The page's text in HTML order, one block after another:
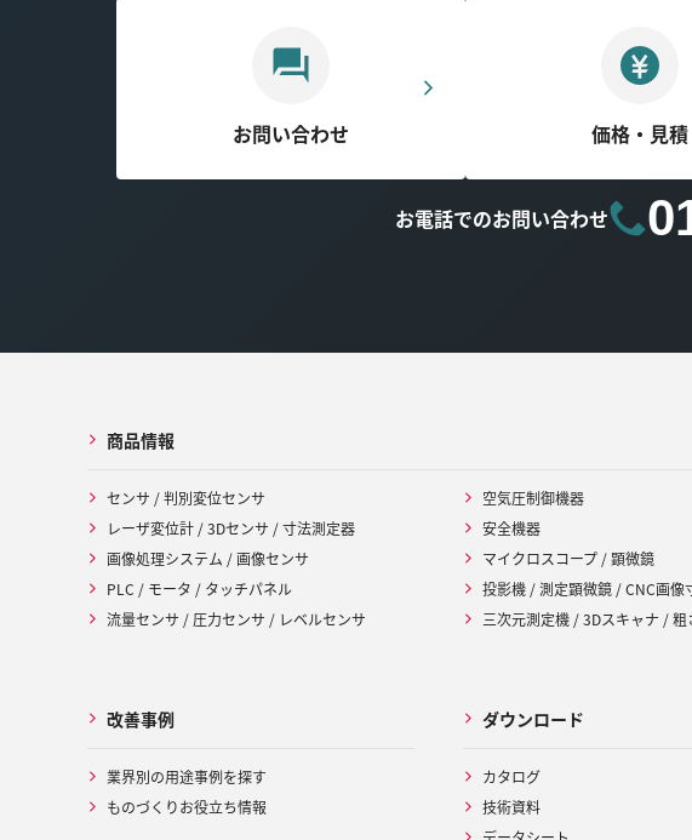
お問い合わせ 価格・見積
お電話でのお問い合わせ
商品情報
センサ / 判別変位センサ
レーザ変位計 / 3Dセンサ / 寸法測定器
画像処理システム / 画像センサ
PLC / モータ / タッチパネル
流量センサ / 圧力センサ / レベルセンサ
空気圧制御機器
安全機器
マイクロスコープ / 顕微鏡
投影機 / 測定顕微鏡 / CNC画像
三次元測定機 / 3Dスキャナ / 粗
改善事例
業界別の用途事例を探す
ものづくりお役立ち情報
ダウンロード
カタログ
技術資料